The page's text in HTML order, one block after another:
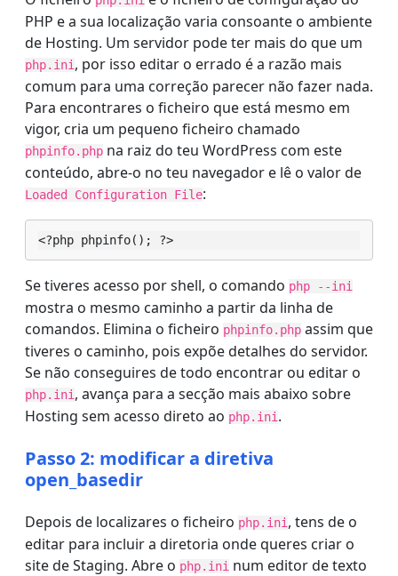
PHP e a sua localização varia consoante o ambiente
de Hosting. Um servidor pode ter mais do que um
php.ini, por isso editar o errado é a razão mais
comum para uma correção parecer não fazer nada.
Para encontrares o ficheiro que está mesmo em
vigor, cria um pequeno ficheiro chamado
phpinfo.php na raiz do teu WordPress com este
conteúdo, abre-o no teu navegador e lê o valor de
Loaded Configuration File:
<?php phpinfo(); ?>
Se tiveres acesso por shell, o comando php --ini
mostra o mesmo caminho a partir da linha de
comandos. Elimina o ficheiro phpinfo.php assim que
tiveres o caminho, pois expõe detalhes do servidor.
Se não conseguires de todo encontrar ou editar o
php.ini , avança para a secção mais abaixo sobre
Hosting sem acesso direto ao php.ini .
Passo 2: modificar a diretiva
open_basedir
Depois de localizares o ficheiro php.ini , tens de o
editar para incluir a diretoria onde queres criar o
site de Staging. Abre o php.ini num editor de texto